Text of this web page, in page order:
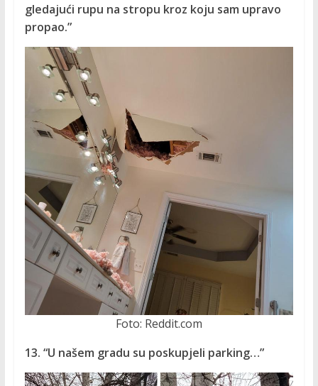
gledajući rupu na stropu kroz koju sam upravo
propao.”
Foto: Reddit.com
13. “U našem gradu su poskupjeli parking…”